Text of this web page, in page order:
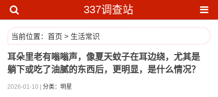
337调查站
当前位置： 首页 > 生活常识
耳朵里老有嗡嗡声，像夏天蚊子在耳边绕，尤其是
躺下或吃了油腻的东西后，更明显，是什么情况？
2026-01-10 | 分类：明星